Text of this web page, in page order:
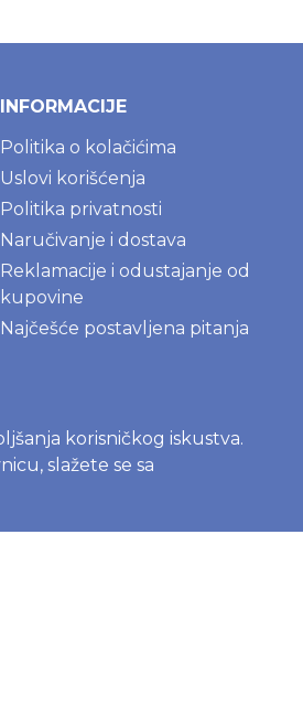
INFORMACIJE
Politika o kolačićima
Uslovi korišćenja
Politika privatnosti
Naručivanje i dostava
Reklamacije i odustajanje od
kupovine
Najčešće postavljena pitanja
korisničkog iskustva.
slažete se sa